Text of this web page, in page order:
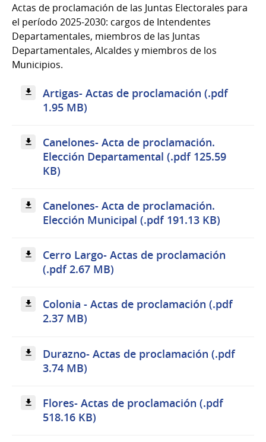
Actas de proclamación de las Juntas Electorales para
el período 2025-2030: cargos de Intendentes
Departamentales, miembros de las Juntas
Departamentales, Alcaldes y miembros de los
Municipios.
Artigas- Actas de proclamación (.pdf
1.95 MB)
Canelones- Acta de proclamación.
Elección Departamental (.pdf 125.59
KB)
Canelones- Acta de proclamación.
Elección Municipal (.pdf 191.13 KB)
Cerro Largo- Actas de proclamación
(.pdf 2.67 MB)
Colonia - Actas de proclamación (.pdf
2.37 MB)
Durazno- Actas de proclamación (.pdf
3.74 MB)
Flores- Actas de proclamación (.pdf
518.16 KB)